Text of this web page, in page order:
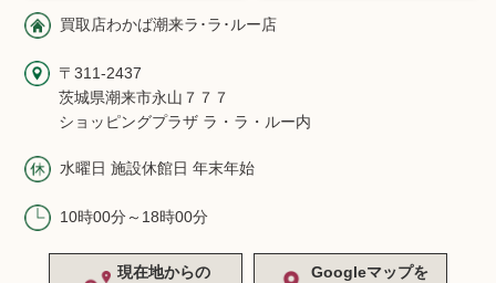
買取店わかば潮来ラ･ラ･ルー店
〒311-2437
茨城県潮来市永山７７７
ショッピングプラザ ラ・ラ・ルー内
水曜日 施設休館日 年末年始
10時00分～18時00分
現在地からの
Googleマップを